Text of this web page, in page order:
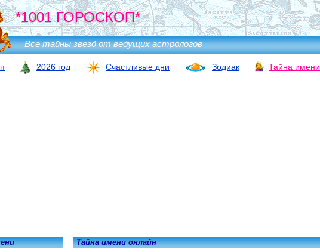
*1001 ГОРОСКОП*
Все тайны звезд от ведущих астрологов
2026 год Счастливые дни Зодиак Тайна имени
Тайна имени онлайн